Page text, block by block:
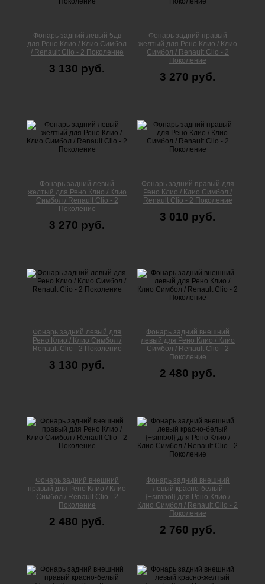
Фонарь задний левый 5дв
для Рено Клио / Клио Симбол
/ Renault Clio - 2 Поколение
3 130 руб.
Фонарь задний правый
желтый для Рено Клио / Клио
Симбол / Renault Clio - 2
Поколение
3 270 руб.
Фонарь задний левый
желтый для Рено Клио / Клио
Симбол / Renault Clio - 2
Поколение
3 270 руб.
Фонарь задний правый для
Рено Клио / Клио Симбол /
Renault Clio - 2 Поколение
3 010 руб.
Фонарь задний левый для
Рено Клио / Клио Симбол /
Renault Clio - 2 Поколение
3 130 руб.
Фонарь задний внешний
левый для Рено Клио / Клио
Симбол / Renault Clio - 2
Поколение
2 480 руб.
Фонарь задний внешний
правый для Рено Клио / Клио
Симбол / Renault Clio - 2
Поколение
2 480 руб.
Фонарь задний внешний
левый красно-белый
{+simbol} для Рено Клио /
Клио Симбол / Renault Clio - 2
Поколение
2 760 руб.